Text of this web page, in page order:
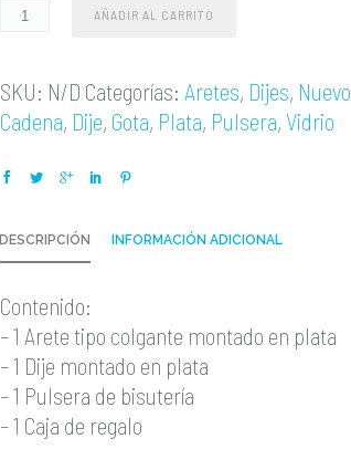
AÑADIR AL CARRITO
SKU: N/D Categorías:Aretes, Dijes, Nuevo
Cadena, Dije, Gota, Plata, Pulsera, Vidrio
DESCRIPCIÓN INFORMACIÓN ADICIONAL
Contenido:
– 1 Arete tipo colgante montado en plata
– 1 Dije montado en plata
– 1 Pulsera de bisutería
– 1 Caja de regalo